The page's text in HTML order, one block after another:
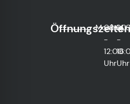
Öffnungszeiten
Montag
08:00
-
12:00
Uhr
-
Uhr